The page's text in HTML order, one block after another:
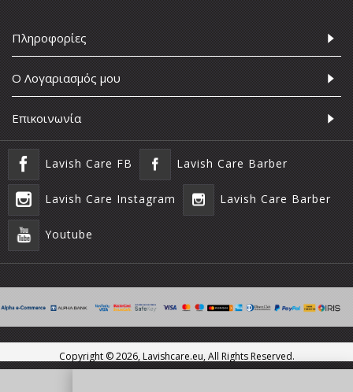
Πληροφορίες
Ο Λογαριασμός μου
Επικοινωνία
Lavish Care FB Lavish Care Barber
Lavish Care Instagram Lavish Care Barber
Youtube
Copyright ©2026, Lavishcare.eu, All Rights Reserved.